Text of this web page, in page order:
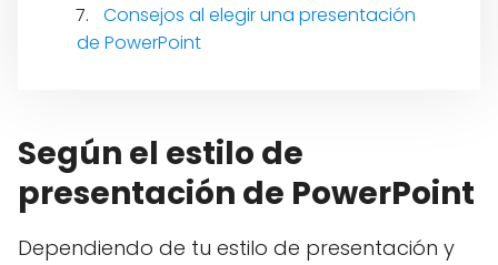
Consejos al elegir una presentación
de PowerPoint
Según el estilo de
presentación de PowerPoint
Dependiendo de tu estilo de presentación y